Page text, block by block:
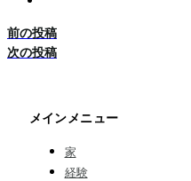
前の投稿
次の投稿
メインメニュー
家
経験